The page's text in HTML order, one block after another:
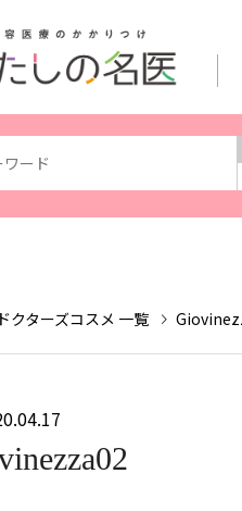
ドクターズコスメ 一覧